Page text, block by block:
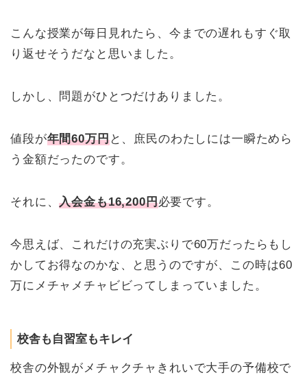
こんな授業が毎日見れたら、今までの遅れもすぐ取
り返せそうだなと思いました。
しかし、問題がひとつだけありました。
値段が年間60万円と、庶民のわたしには一瞬ためら
う金額だったのです。
それに、入会金も16,200円必要です。
今思えば、これだけの充実ぶりで60万だったらもし
かしてお得なのかな、と思うのですが、この時は60
万にメチャメチャビビってしまっていました。
校舎も自習室もキレイ
校舎の外観がメチャクチャきれいで大手の予備校で